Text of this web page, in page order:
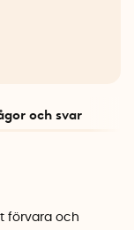
och svar
förvara och